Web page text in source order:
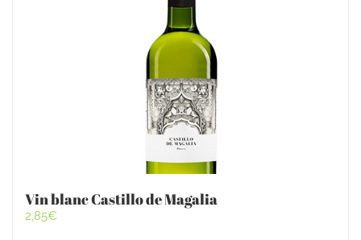
Vin blanc Castillo de Magalia
2,85€